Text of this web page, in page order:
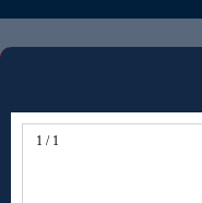
1 / 1
Bruk